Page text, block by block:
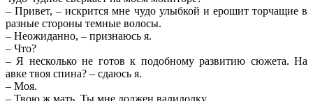
– Привет, – искрится мне чудо улыбкой и ерошит торчащие в
разные стороны темные волосы.
– Неожиданно, – признаюсь я.
– Что?
– Я несколько не готов к подобному развитию сюжета. На
авке твоя спина? – сдаюсь я.
– Моя.
– Твою ж мать. Ты мне должен валидолку.